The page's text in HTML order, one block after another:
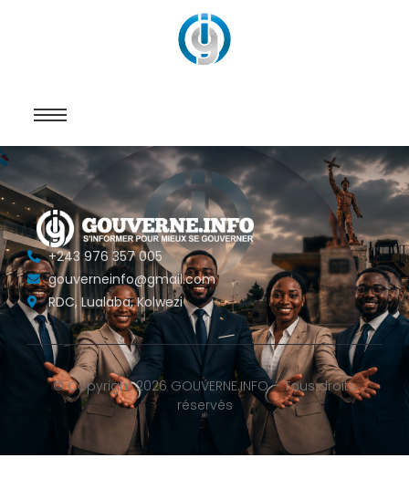
+243 976 357 005
gouverneinfo@gmail.com
RDC, Lualaba, Kolwezi
© Copyright2026 GOUVERNE.INFO – Tous droits
réservés